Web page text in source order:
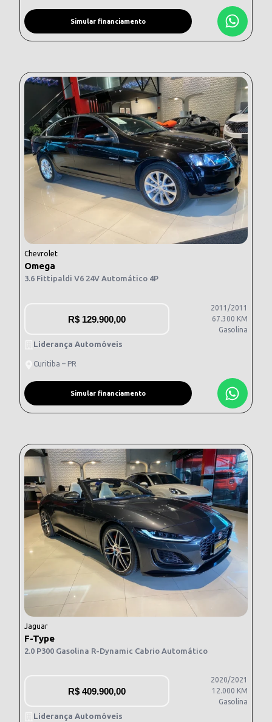
Simular financiamento
Chevrolet
Omega
3.6 Fittipaldi V6 24V Automático 4P
R$ 129.900,00
2011/2011
67.300 KM
Gasolina
Liderança Automóveis
Curitiba – PR
Simular financiamento
Jaguar
F-Type
2.0 P300 Gasolina R-Dynamic Cabrio Automático
R$ 409.900,00
2020/2021
12.000 KM
Gasolina
Liderança Automóveis